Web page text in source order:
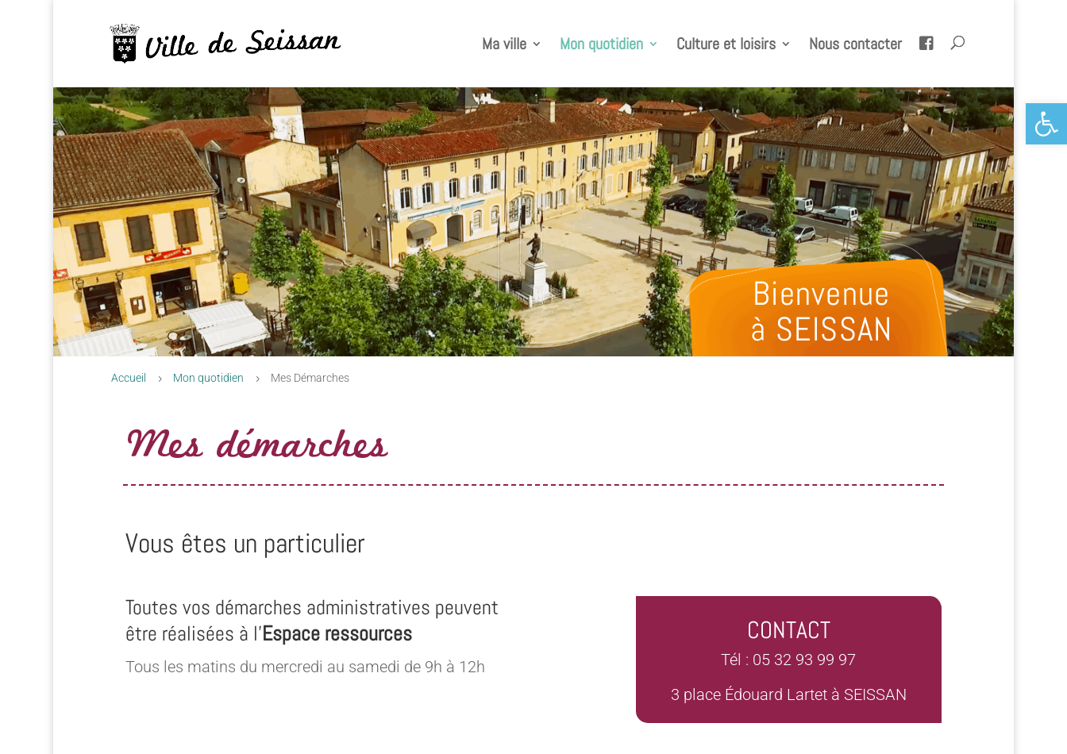
Ouvrir
Ma ville Mon quotidien Culture et loisirs Nous contacter
Bienvenue
à SEISSAN
Accueil 5 Mon quotidien 5 Mes Démarches
Mes démarches
Vous êtes un particulier
Toutes vos démarches administratives peuvent
être réalisées à l’Espace ressources
Tous les matins du mercredi au samedi de 9h à 12h
CONTACT
Tél : 05 32 93 99 97
3 place Édouard Lartet à SEISSAN